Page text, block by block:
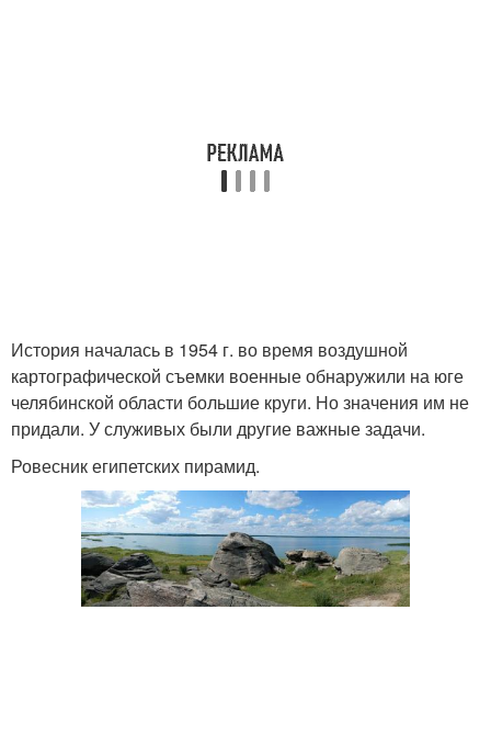
История началась в 1954 г. во время воздушной
картографической съемки военные обнаружили на юге
челябинской области большие круги. Но значения им не
придали. У служивых были другие важные задачи.
Ровесник египетских пирамид.